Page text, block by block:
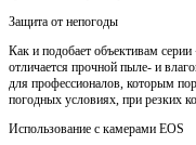
Защита от непогоды
Как и подобает объективам
отличается прочной пыле- и
для профессионалов, которым
погодных условиях, при резких
Использование с камерами EOS